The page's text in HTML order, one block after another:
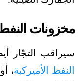
مخزونات النفط
سيراقب التجّار
النفط الأميركية،